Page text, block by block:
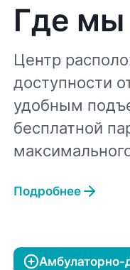
Где мы
Центр
доступности
удобным
бесплатной
Подробнее
Амбулаторно-